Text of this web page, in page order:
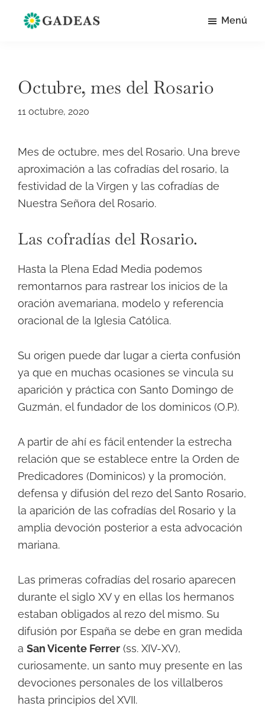
Alcor
local
y
Villalba
del
Alcor
Menú
Octubre, mes del Rosario
11 octubre, 2020
Mes de octubre, mes del Rosario. Una breve
aproximación a las cofradías del rosario, la
festividad de la Virgen y las cofradías de
Nuestra Señora del Rosario.
Las cofradías del Rosario.
Hasta la Plena Edad Media podemos
remontarnos para rastrear los inicios de la
oración avemariana, modelo y referencia
oracional de la Iglesia Católica.
Su origen puede dar lugar a cierta confusión
ya que en muchas ocasiones se vincula su
aparición y práctica con Santo Domingo de
Guzmán, el fundador de los dominicos (O.P.).
A partir de ahí es fácil entender la estrecha
relación que se establece entre la Orden de
Predicadores (Dominicos) y la promoción,
defensa y difusión del rezo del Santo Rosario,
la aparición de las cofradías del Rosario y la
amplia devoción posterior a esta advocación
mariana.
Las primeras cofradías del rosario aparecen
durante el siglo XV y en ellas los hermanos
estaban obligados al rezo del mismo. Su
difusión por España se debe en gran medida
a San Vicente Ferrer (ss. XIV-XV),
curiosamente, un santo muy presente en las
devociones personales de los villalberos
hasta principios del XVII.